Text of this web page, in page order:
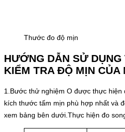
Thước đo độ mịn
HƯỚNG DẪN SỬ
KIỂM TRA ĐỘ MỊN CỦA
1.Bước thử nghiệm O được thực hiện
kích thước tấm mịn phù hợp nhất và
xem bảng bên dưới.Thực hiện đo